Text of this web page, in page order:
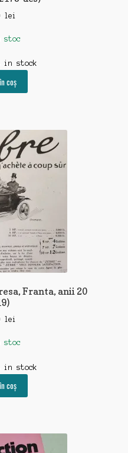
lei
stoc
in stock
coș
Franta, anii 20
lei
stoc
in stock
coș